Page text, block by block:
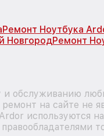
Ремонт Ноутбука
НовгородРемонт
и обслуживанию
на сайте не
используются